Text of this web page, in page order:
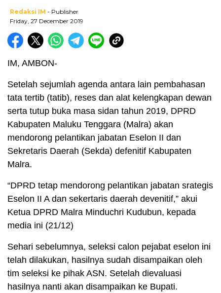
Redaksi IM - Publisher
Friday, 27 December 2019
IM, AMBON-
Setelah sejumlah agenda antara lain pembahasan
tata tertib (tatib), reses dan alat kelengkapan dewan
serta tutup buka masa sidan tahun 2019, DPRD
Kabupaten Maluku Tenggara (Malra) akan
mendorong pelantikan jabatan Eselon II dan
Sekretaris Daerah (Sekda) defenitif Kabupaten
Malra.
“DPRD tetap mendorong pelantikan jabatan srategis
Eselon II A dan sekertaris daerah devenitif,” akui
Ketua DPRD Malra Minduchri Kudubun, kepada
media ini (21/12)
Sehari sebelumnya, seleksi calon pejabat eselon ini
telah dilakukan, hasilnya sudah disampaikan oleh
tim seleksi ke pihak ASN. Setelah dievaluasi
hasilnya nanti akan disampaikan ke Bupati.